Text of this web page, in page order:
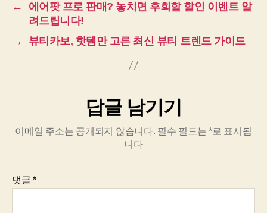
←
에어팟 프로 판매? 놓치면 후회할 할인 이벤트 알
려드립니다!
→
뷰티카보, 핫템만 고른 최신 뷰티 트렌드 가이드
답글 남기기
이메일 주소는 공개되지 않습니다. 필수 필드는*로 표시됩
니다
댓글*